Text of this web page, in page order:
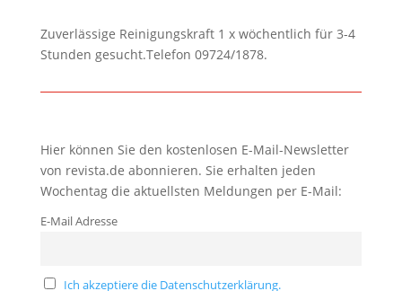
Zuverlässige Reinigungskraft 1 x wöchentlich für 3-4
Stunden gesucht.Telefon 09724/1878.
Hier können Sie den kostenlosen E-Mail-Newsletter
von revista.de abonnieren. Sie erhalten jeden
Wochentag die aktuellsten Meldungen per E-Mail:
E-Mail Adresse
Ich akzeptiere die Datenschutzerklärung.